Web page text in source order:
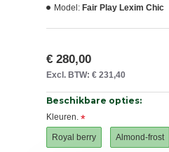
Model: Fair Play Lexim Chic
€ 280,00
Excl. BTW: € 231,40
Beschikbare opties:
Kleuren.
Royal berry Almond-frost